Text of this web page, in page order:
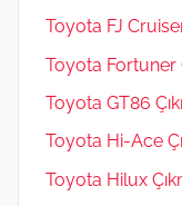
Toyota FJ
Toyota Fortuner
Toyota GT86
Toyota Hi-Ace
Toyota Hilux